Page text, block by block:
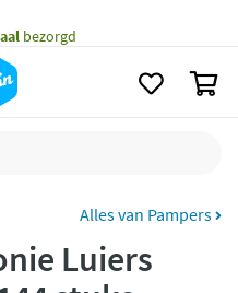
zaterdag
Klarna
Alles van Pampers
Luiers